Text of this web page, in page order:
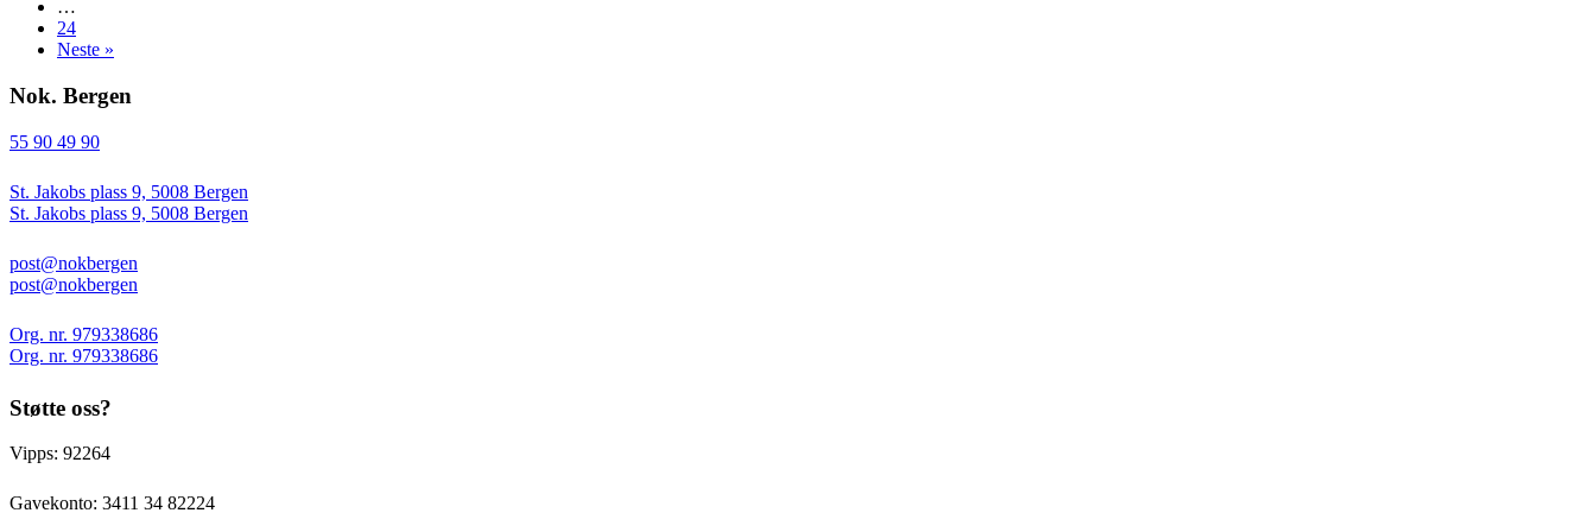
…
24
Neste »
Nok. Bergen
55 90 49 90
St. Jakobs plass 9, 5008 Bergen
St. Jakobs plass 9, 5008 Bergen
post@nokbergen
post@nokbergen
Org. nr. 979338686
Org. nr. 979338686
Støtte oss?
Vipps: 92264
Gavekonto: 3411 34 82224